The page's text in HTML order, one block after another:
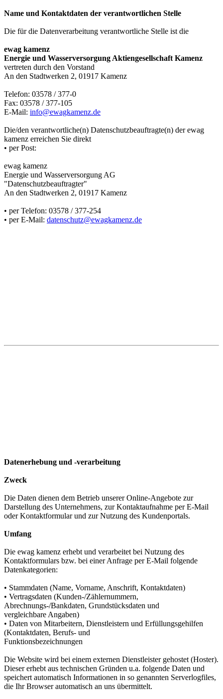
Name und Kontaktdaten der verantwortlichen Stelle
Die für die Datenverarbeitung verantwortliche Stelle ist die
ewag kamenz
Energie und Wasserversorgung Aktiengesellschaft Kamenz
vertreten durch den Vorstand
An den Stadtwerken 2, 01917 Kamenz
Telefon: 03578 / 377-0
Fax: 03578 / 377-105
E-Mail: info@ewagkamenz.de
Die/den verantwortliche(n) Datenschutzbeauftragte(n) der ewag
kamenz erreichen Sie direkt
• per Post:
ewag kamenz
Energie und Wasserversorgung AG
"Datenschutzbeauftragter"
An den Stadtwerken 2, 01917 Kamenz
• per Telefon: 03578 / 377-254
• per E-Mail: datenschutz@ewagkamenz.de
Datenerhebung und -verarbeitung
Zweck
Die Daten dienen dem Betrieb unserer Online-Angebote zur
Darstellung des Unternehmens, zur Kontaktaufnahme per E-Mail
oder Kontaktformular und zur Nutzung des Kundenportals.
Umfang
Die ewag kamenz erhebt und verarbeitet bei Nutzung des
Kontaktformulars bzw. bei einer Anfrage per E-Mail folgende
Datenkategorien:
• Stammdaten (Name, Vorname, Anschrift, Kontaktdaten)
• Vertragsdaten (Kunden-/Zählernummern,
Abrechnungs-/Bankdaten, Grundstücksdaten und
vergleichbare Angaben)
• Daten von Mitarbeitern, Dienstleistern und Erfüllungsgehilfen
(Kontaktdaten, Berufs- und
Funktionsbezeichnungen
Die Website wird bei einem externen Dienstleister gehostet (Hoster).
Dieser erhebt aus technischen Gründen u.a. folgende Daten und
speichert automatisch Informationen in so genannten Serverlogfiles,
die Ihr Browser automatisch an uns übermittelt.